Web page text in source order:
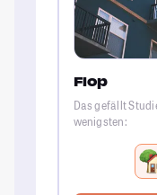
Flop
Das gefällt
wenigsten: